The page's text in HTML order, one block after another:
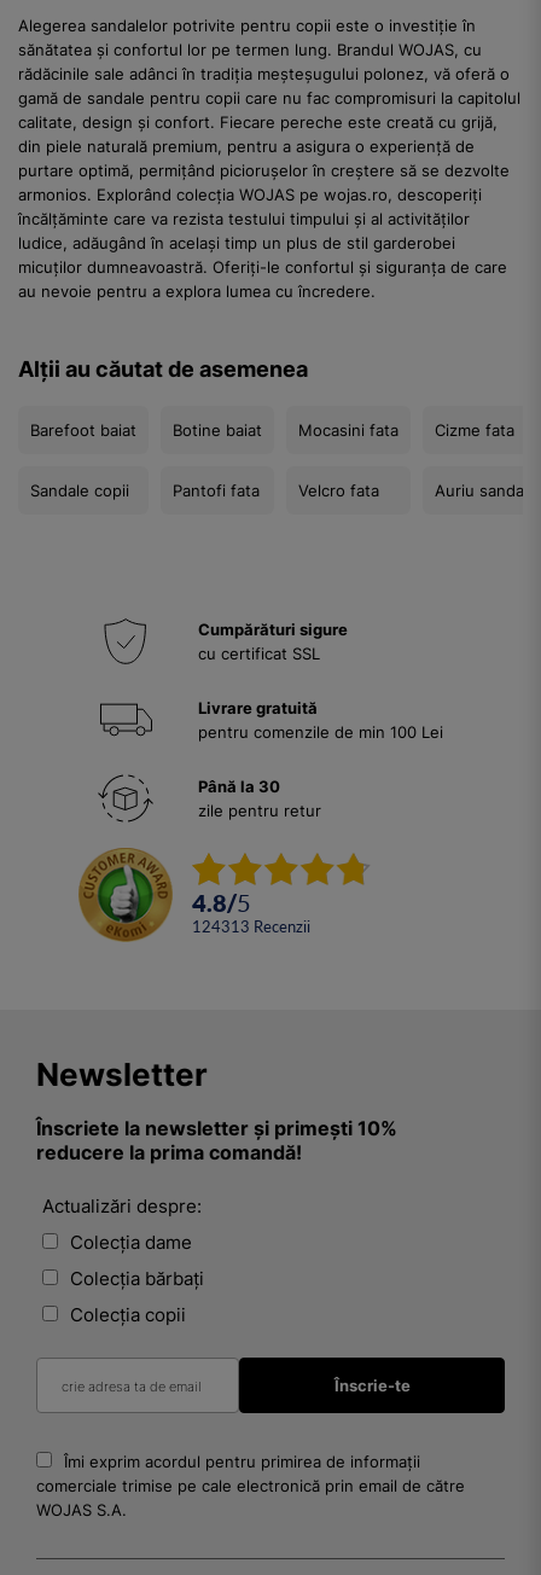
Alegerea sandalelor potrivite pentru copii este o investiție în
sănătatea și confortul lor pe termen lung. Brandul WOJAS, cu
rădăcinile sale adânci în tradiția meșteșugului polonez, vă oferă o
gamă de sandale pentru copii care nu fac compromisuri la capitolul
calitate, design și confort. Fiecare pereche este creată cu grijă,
din piele naturală premium, pentru a asigura o experiență de
purtare optimă, permițând piciorușelor în creștere să se dezvolte
armonios. Explorând colecția WOJAS pe wojas.ro, descoperiți
încălțăminte care va rezista testului timpului și al activităților
ludice, adăugând în același timp un plus de stil garderobei
micuților dumneavoastră. Oferiți-le confortul și siguranța de care
au nevoie pentru a explora lumea cu încredere.
Alții au căutat de asemenea
Barefoot baiat
Sandale copii
Botine baiat
Pantofi fata
Mocasini fata
Velcro fata
Cizme fata
Auriu
Cumpărături sigure
cu certificat SSL
Livrare gratuită
pentru comenzile de min 100 Lei
Până la 30
zile pentru retur
4.8/5
124313 Recenzii
Newsletter
Înscriete la newsletter și primești 10%
reducere la prima comandă!
Actualizări despre:
Colecția dame
Colecția bărbați
Colecția copii
Îmi exprim acordul pentru primirea de informații
comerciale trimise pe cale electronică prin email de către
WOJAS S.A.